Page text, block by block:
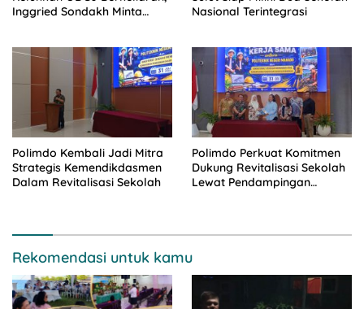
Inggried Sondakh Minta
Nasional Terintegrasi
Polimdo Kembali Jadi Mitra
Strategis Kemendikdasmen
Dalam Revitalisasi Sekolah
Polimdo Perkuat Komitmen
Dukung Revitalisasi Sekolah
Lewat Pendampingan
Rekomendasi untuk kamu